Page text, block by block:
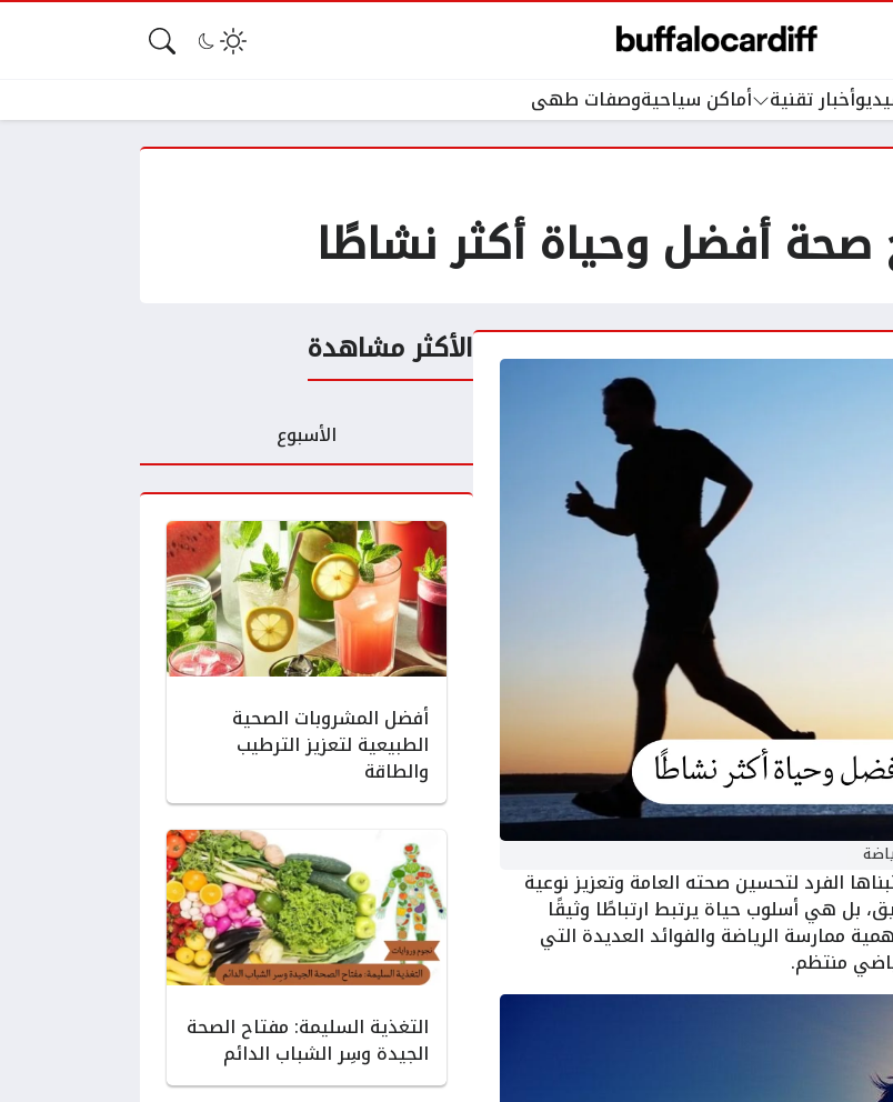
أخبار تقنية أماكن سياحيةوصفات طهى
صحة أفضل وحياة أكثر نشاطًا
الأكثر مشاهدة
الأسبوع
أفضل المشروبات الصحية
الطبيعية لتعزيز الترطيب
والطاقة
التغذية السليمة: مفتاح الصحة
الجيدة وسِر الشباب الدائم
الفرد لتحسين صحته العامة وتعزيز نوعية
هي أسلوب حياة يرتبط ارتباطًا وثيقًا
ممارسة الرياضة والفوائد العديدة التي
منتظم.